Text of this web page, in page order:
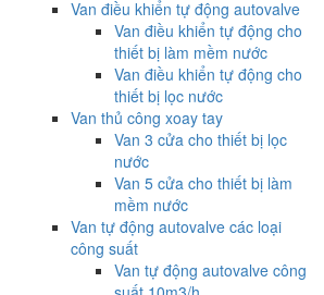
Van điều khiển tự động autovalve
Van điều khiển tự động cho
thiết bị làm mềm nước
Van điều khiển tự động cho
thiết bị lọc nước
Van thủ công xoay tay
Van 3 cửa cho thiết bị lọc
nước
Van 5 cửa cho thiết bị làm
mềm nước
Van tự động autovalve các loại
công suất
Van tự động autovalve công